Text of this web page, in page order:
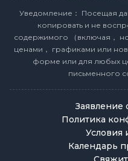
Уведомление： Посещая
копировать и не
содержимого （включая，
ценами， графиками или
форме или для любых
письменного
Заявление
Политика
Условия
Календарь